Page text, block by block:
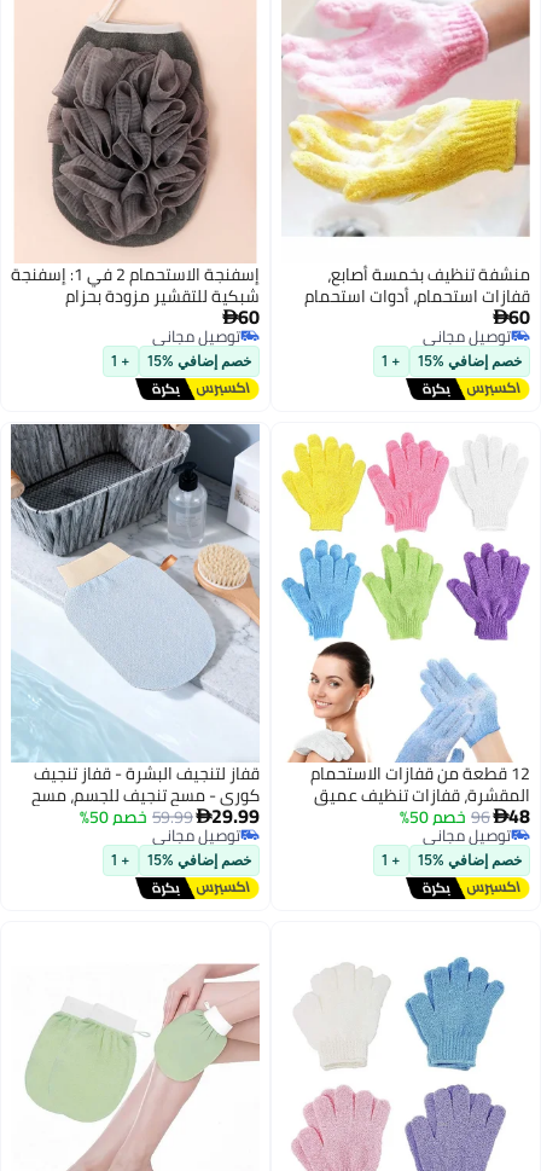
أصابع،
استحمام
حمام
قفازات
إسفنجة الاستحمام 2 في 1: إسفنجة
شبكية للتقشير مزودة بحزام
مطاطي لليد، مناسبة للنساء
والرجال والأطفال في الحمام
60
توصيل مجاني
خصم إضافي %15
الاستحمام
تنظيف عميق
الميت، مناسبة
والعناية بالبشرة
قفاز لتنجيف البشرة - قفاز تنجيف
كوري - مسح تنجيف للجسم، مسح
تنجيف للجسم، قفاز دhower من
الألياف الفيسكوزية، مزيل البشرة
الميتة لصقل البشرة، تحضير وازالة
البشرة المُطهَّرة (أزرق)
29.99 خصم 50%
توصيل مجاني
خصم إضافي %15